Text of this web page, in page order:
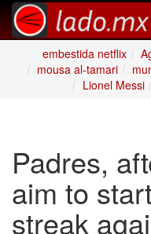
embestida netflix
mousa al-tamari
Lionel Messi
Padres,
aim to
streak